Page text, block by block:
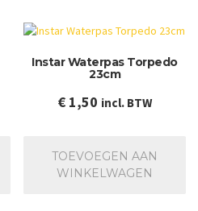
Instar Waterpas Torpedo
23cm
€ 1,50 incl. BTW
TOEVOEGEN AAN
WINKELWAGEN